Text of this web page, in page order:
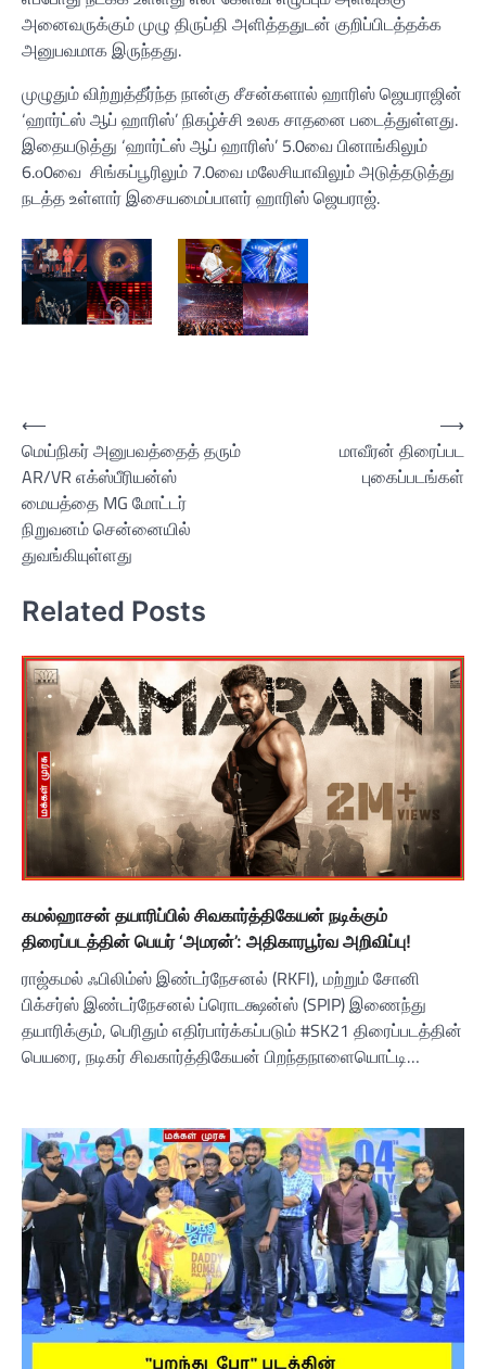
அனைவருக்கும் முழு திருப்தி அளித்ததுடன் குறிப்பிடத்தக்க
அனுபவமாக இருந்தது.
முழுதும் விற்றுத்தீர்ந்த நான்கு சீசன்களால் ஹாரிஸ் ஜெயராஜின்
‘ஹார்ட்ஸ் ஆப் ஹாரிஸ்’ நிகழ்ச்சி உலக சாதனை படைத்துள்ளது.
இதையடுத்து ‘ஹார்ட்ஸ் ஆப் ஹாரிஸ்’ 5.0வை பினாங்கிலும்
6.௦0வை சிங்கப்பூரிலும் 7.0வை மலேசியாவிலும் அடுத்தடுத்து
நடத்த உள்ளார் இசையமைப்பாளர் ஹாரிஸ் ஜெயராஜ்.
Post
navigation
⟵
மெய்நிகர் அனுபவத்தைத் தரும்
AR/VR எக்ஸ்பீரியன்ஸ்
மையத்தை MG மோட்டர்
நிறுவனம் சென்னையில்
துவங்கியுள்ளது
மாவீரன் திரைப்பட
புகைப்படங்கள்
⟶
Related Posts
கமல்ஹாசன் தயாரிப்பில் சிவகார்த்திகேயன் நடிக்கும்
திரைப்படத்தின் பெயர் ‘அமரன்’: அதிகாரபூர்வ அறிவிப்பு!
ராஜ்கமல் ஃபிலிம்ஸ் இண்டர்நேசனல் (RKFI), மற்றும் சோனி
பிக்சர்ஸ் இண்டர்நேசனல் ப்ரொடக்ஷன்ஸ் (SPIP) இணைந்து
தயாரிக்கும், பெரிதும் எதிர்பார்க்கப்படும் #SK21 திரைப்படத்தின்
பெயரை, நடிகர் சிவகார்த்திகேயன் பிறந்தநாளையொட்டி…